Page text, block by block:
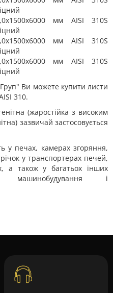
мм AISI 310S
мм AISI 310S
мм AISI 310S
Ви можете купити листи
310.
(жаростійка з високим
зазвичай застосовується
у печах, камерах згоряння,
у транспортерах печей,
а також у багатьох інших
машинобудування і